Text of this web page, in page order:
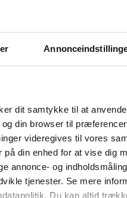
dit samtykke til at
din browser til
videregives til vores
din enhed for at vise dig
annonce- og
tjenester. Se mere
Du kan altid
blev syg, fik
hans døtre en
god idé – og
igen